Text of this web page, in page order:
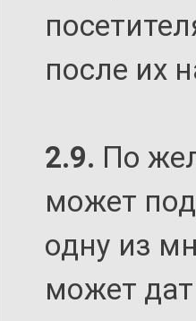
после их
2.9. По
может
одну из
может